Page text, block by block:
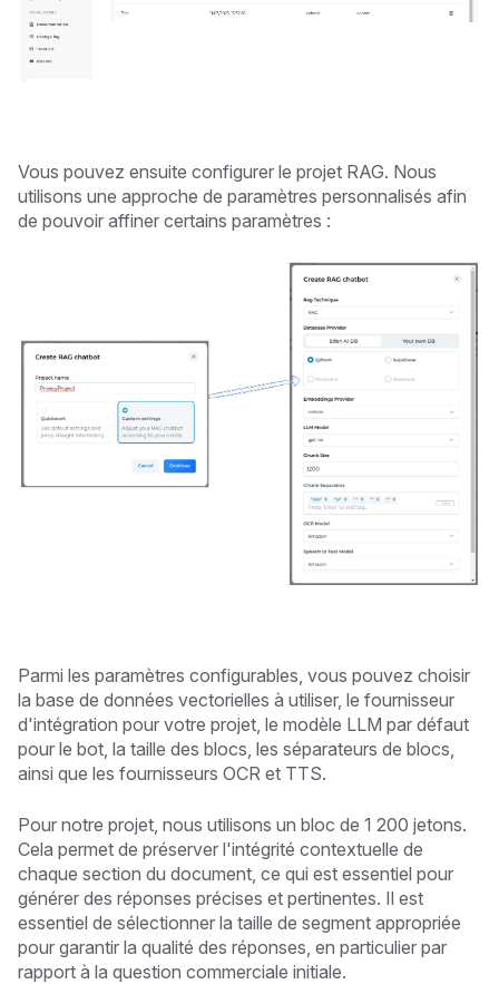
Vous pouvez ensuite configurer le projet RAG. Nous
utilisons une approche de paramètres personnalisés afin
de pouvoir affiner certains paramètres :
Parmi les paramètres configurables, vous pouvez choisir
la base de données vectorielles à utiliser, le fournisseur
d'intégration pour votre projet, le modèle LLM par défaut
pour le bot, la taille des blocs, les séparateurs de blocs,
ainsi que les fournisseurs OCR et TTS.
Pour notre projet, nous utilisons un bloc de 1 200 jetons.
Cela permet de préserver l'intégrité contextuelle de
chaque section du document, ce qui est essentiel pour
générer des réponses précises et pertinentes. Il est
essentiel de sélectionner la taille de segment appropriée
pour garantir la qualité des réponses, en particulier par
rapport à la question commerciale initiale.